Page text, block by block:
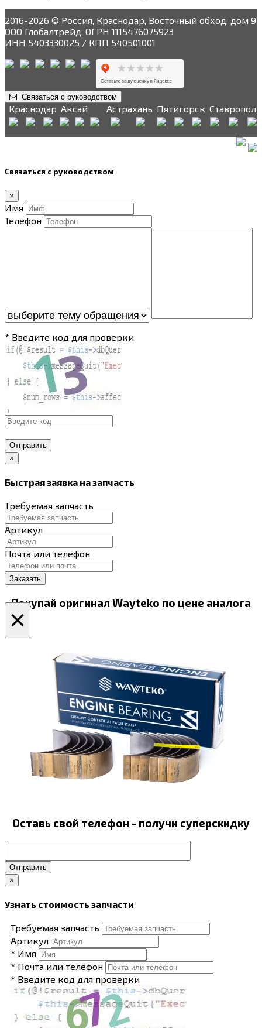
2016-2026 © Россия, Краснодар, Восточный обход, дом 9
ООО Глобалтрейд, ОГРН 1115476075923
ИНН 5403330025 / КПП 540501001
Связаться с руководством
Краснодар Аксай Астрахань Пятигорск Ставрополь
Связаться с руководством
×
Имя
Телефон
* Введите код для проверки
Отправить
×
Быстрая заявка на запчасть
Требуемая запчасть
Артикул
Почта или телефон
Покупай оригинал Wayteko по цене аналога
×
Оставь свой телефон - получи суперскидку
Отправить
×
Узнать стоимость запчасти
Требуемая запчасть
Артикул
* Имя
* Почта или телефон
* Введите код для проверки